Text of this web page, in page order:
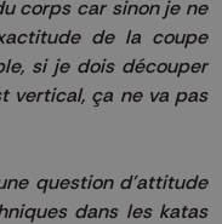
corps car sinon je ne
de la coupe
si je dois découper
vertical, ça ne va pas
question d'attitude
dans les katas